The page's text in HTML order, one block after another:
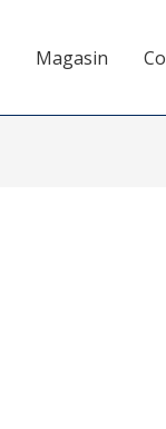
Magasin